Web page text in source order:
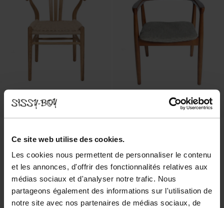
Ce site web utilise des cookies.
Les cookies nous permettent de personnaliser le contenu
et les annonces, d'offrir des fonctionnalités relatives aux
médias sociaux et d'analyser notre trafic. Nous
partageons également des informations sur l'utilisation de
notre site avec nos partenaires de médias sociaux, de
Chaise en bois avec corde tressée
249.00
249.00